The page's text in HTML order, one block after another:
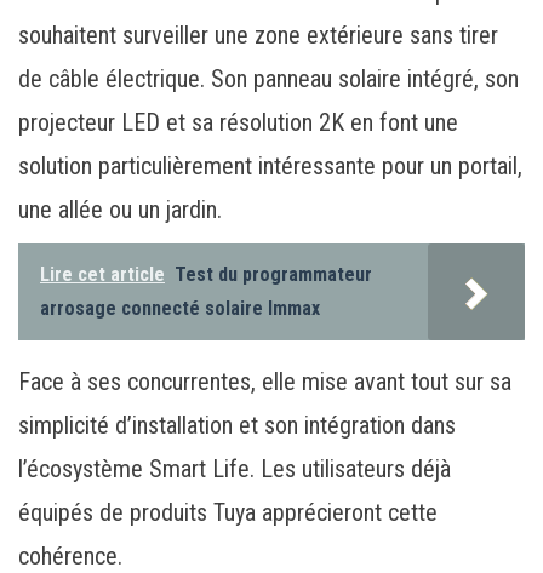
souhaitent surveiller une zone extérieure sans tirer
de câble électrique. Son panneau solaire intégré, son
projecteur LED et sa résolution 2K en font une
solution particulièrement intéressante pour un portail,
une allée ou un jardin.
Lire cet article Test du programmateur
arrosage connecté solaire Immax
Face à ses concurrentes, elle mise avant tout sur sa
simplicité d’installation et son intégration dans
l’écosystème Smart Life. Les utilisateurs déjà
équipés de produits Tuya apprécieront cette
cohérence.